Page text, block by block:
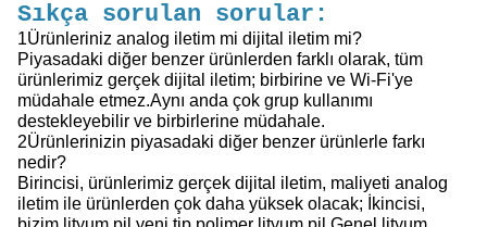
Sıkça sorulan sorular:
1Ürünleriniz analog iletim mi dijital iletim mi?
Piyasadaki diğer benzer ürünlerden farklı olarak, tüm
ürünlerimiz gerçek dijital iletim; birbirine ve Wi-Fi'ye
müdahale etmez.Aynı anda çok grup kullanımı
destekleyebilir ve birbirlerine müdahale.
2Ürünlerinizin piyasadaki diğer benzer ürünlerle farkı
nedir?
Birincisi, ürünlerimiz gerçek dijital iletim, maliyeti analog
iletim ile ürünlerden çok daha yüksek olacak; İkincisi,